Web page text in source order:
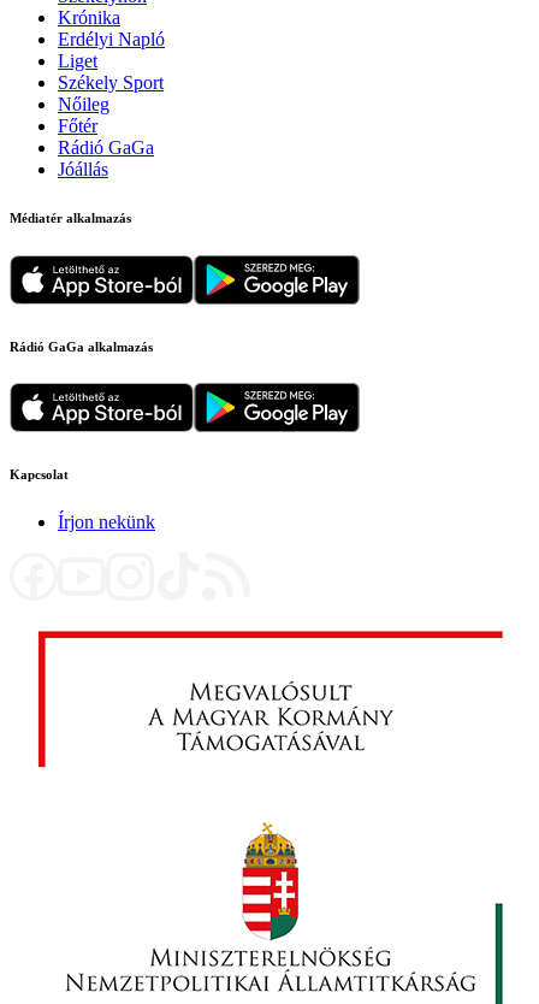
Krónika
Erdélyi Napló
Liget
Székely Sport
Nőileg
Főtér
Rádió GaGa
Jóállás
Médiatér alkalmazás
Rádió GaGa alkalmazás
Kapcsolat
Írjon nekünk